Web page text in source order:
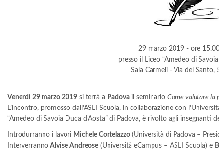
29 marzo 2019 - ore
presso il Liceo “Amedeo di
Sala Carmeli - Via del Santo,
Venerdì 29 marzo 2019 si terrà a Padova il seminario Come valutare la
L’incontro, promosso dall’ASLI Scuola, in collaborazione con
“Amedeo di Savoia Duca d’Aosta” di Padova, è rivolto agli insegnanti
Introdurranno i lavori Michele Cortelazzo (Università di Padova –
Interverranno Alvise Andreose (Università eCampus – ASLI Scuola) e